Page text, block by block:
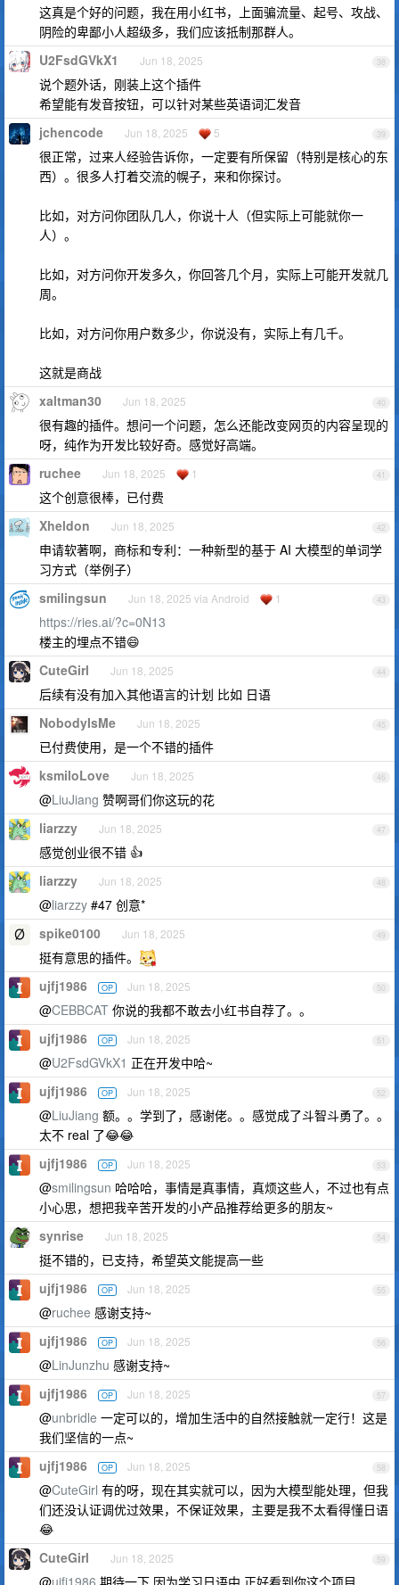
这真是个好的问题，我在用小红书，上面骗流量、起号、攻战、
阴险的卑鄙小人超级多，我们应该抵制那群人。
38
U2FsdGVkX1 Jun 18, 2025
说个题外话，刚装上这个插件
希望能有发音按钮，可以针对某些英语词汇发音
39
jchencode Jun 18, 2025 5
很正常，过来人经验告诉你，一定要有所保留（特别是核心的东
西）。很多人打着交流的幌子，来和你探讨。
比如，对方问你团队几人，你说十人（但实际上可能就你一
人）。
比如，对方问你开发多久，你回答几个月，实际上可能开发就几
周。
比如，对方问你用户数多少，你说没有，实际上有几千。
这就是商战
40
xaltman30 Jun 18, 2025
很有趣的插件。想问一个问题，怎么还能改变网页的内容呈现的
呀，纯作为开发比较好奇。感觉好高端。
41
ruchee Jun 18, 2025 1
这个创意很棒，已付费
42
Xheldon Jun 18, 2025
申请软著啊，商标和专利：一种新型的基于 AI 大模型的单词学
习方式（举例子）
43
smilingsun Jun 18, 2025 via Android 1
https://ries.ai/?c=0N13
楼主的埋点不错😄
44
CuteGirl Jun 18, 2025
后续有没有加入其他语言的计划 比如 日语
45
NobodyIsMe Jun 18, 2025
已付费使用，是一个不错的插件
46
ksmiloLove Jun 18, 2025
@LiuJiang 赞啊哥们你这玩的花
47
liarzzy Jun 18, 2025
感觉创业很不错 👍
48
liarzzy Jun 18, 2025
@liarzzy #47 创意*
49
spike0100 Jun 18, 2025
挺有意思的插件。
50
ujfj1986 OP Jun 18, 2025
@CEBBCAT 你说的我都不敢去小红书自荐了。。
51
ujfj1986 OP Jun 18, 2025
@U2FsdGVkX1 正在开发中哈~
52
ujfj1986 OP Jun 18, 2025
@LiuJiang 额。。学到了，感谢佬。。感觉成了斗智斗勇了。。
太不 real 了😂😂
53
ujfj1986 OP Jun 18, 2025
@smilingsun 哈哈哈，事情是真事情，真烦这些人，不过也有点
小心思，想把我辛苦开发的小产品推荐给更多的朋友~
54
synrise Jun 18, 2025
挺不错的，已支持，希望英文能提高一些
55
ujfj1986 OP Jun 18, 2025
@ruchee 感谢支持~
56
ujfj1986 OP Jun 18, 2025
@LinJunzhu 感谢支持~
57
ujfj1986 OP Jun 18, 2025
@unbridle 一定可以的，增加生活中的自然接触就一定行！这是
我们坚信的一点~
58
ujfj1986 OP Jun 18, 2025
@CuteGirl 有的呀，现在其实就可以，因为大模型能处理，但我
们还没认证调优过效果，不保证效果，主要是我不太看得懂日语
😂
59
CuteGirl Jun 18, 2025
@ujfj1986 期待一下 因为学习日语中 正好看到你这个项目